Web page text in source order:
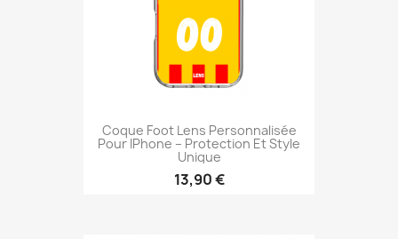
Coque Foot Lens Personnalisée
Pour IPhone – Protection Et Style
Unique
13,90 €